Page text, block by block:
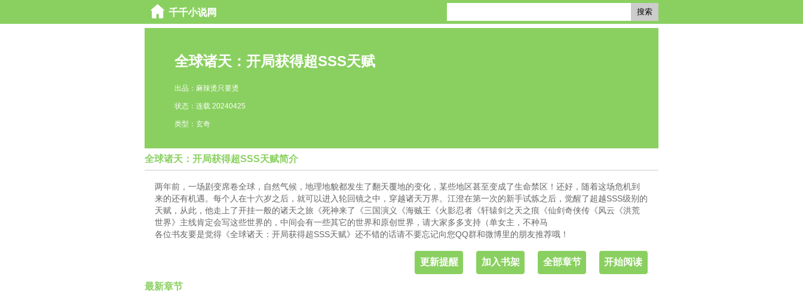
搜索
全球诸天：开局获得超SSS天赋
出品：麻辣烫只要烫
状态：连载 20240425
类型：玄奇
全球诸天：开局获得超SSS天赋简介
两年前，一场剧变席卷全球，自然气候，地理地貌都发生了翻天覆地的变化，某些地区甚至变成了生命禁区！还好，随着这场危机到
来的还有机遇。每个人在十六岁之后，就可以进入轮回镜之中，穿越诸天万界。江澄在第一次的新手试炼之后，觉醒了超越SSS级别的
天赋，从此，他走上了开挂一般的诸天之旅《死神来了《三国演义《海贼王《火影忍者《轩辕剑之天之痕《仙剑奇侠传《风云《洪荒
世界》主线肯定会写这些世界的，中间会有一些其它的世界和原创世界，请大家多多支持（单女主，不种马
各位书友要是觉得《全球诸天：开局获得超SSS天赋》还不错的话请不要忘记向您QQ群和微博里的朋友推荐哦！
开始阅读
全部章节
加入书架
更新提醒
最新章节